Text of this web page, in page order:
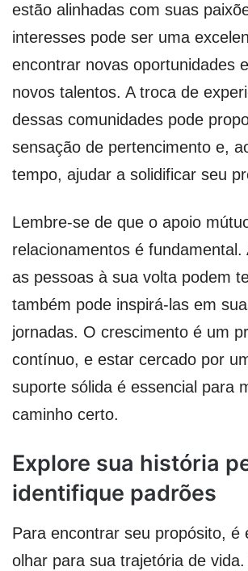
estão alinhadas com suas
interesses pode ser uma
encontrar novas oportunidades
novos talentos. A troca de
dessas comunidades pode
sensação de pertencimento e,
tempo, ajudar a solidificar seu
Lembre-se de que o apoio
relacionamentos é fundamental.
as pessoas à sua volta podem
também pode inspirá-las em
jornadas. O crescimento é um
contínuo, e estar cercado por
suporte sólida é essencial para
caminho certo.
Explore sua história
identifique padrões
Para encontrar seu propósito, é
olhar para sua trajetória de